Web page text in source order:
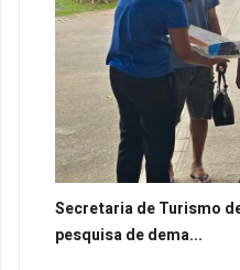
Secretaria de Turismo
pesquisa de dema...